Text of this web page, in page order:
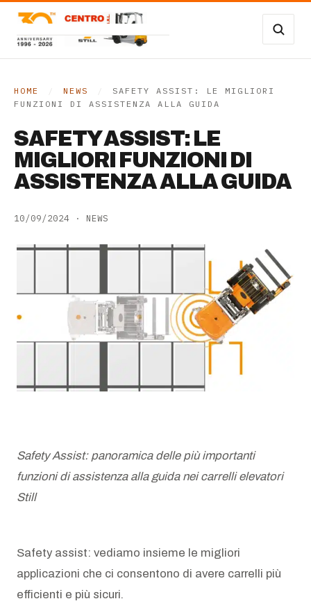
Carrelli Frontali
Transpallet
SERVIZI
Noleggio
Contatti
AZIENDA
Lavora con noi
HOME NEWS
SAFETY ASSIST: LE MIGLIORI
FUNZIONI DI ASSISTENZA ALLA GUIDA
SAFETY ASSIST: LE
MIGLIORI FUNZIONI DI
ASSISTENZA ALLA GUIDA
10/09/2024 · NEWS
Safety Assist: panoramica delle più importanti
funzioni di assistenza alla guida nei carrelli elevatori
Still
Safety assist: vediamo insieme le migliori
applicazioni che ci consentono di avere carrelli più
efficienti e più sicuri.